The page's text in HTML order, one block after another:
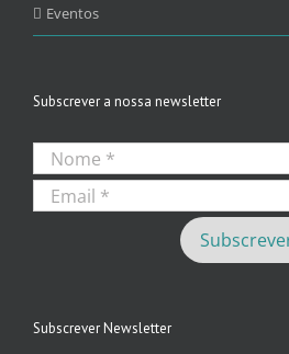
Eventos
Subscrever a nossa newsletter
Subscrever Newsletter